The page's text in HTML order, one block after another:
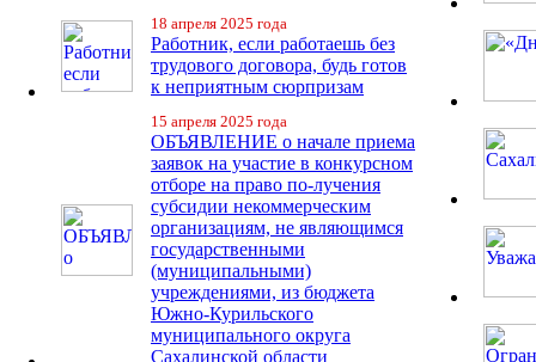
18 апреля 2025 года
Работник, если работаешь без
трудового договора, будь готов
к неприятным сюрпризам
15 апреля 2025 года
ОБЪЯВЛЕНИЕ о начале приема
заявок на участие в конкурсном
отборе на право по-лучения
субсидии некоммерческим
организациям, не являющимся
государственными
(муниципальными)
учреждениями, из бюджета
Южно-Курильского
муниципального округа
Сахалинской области